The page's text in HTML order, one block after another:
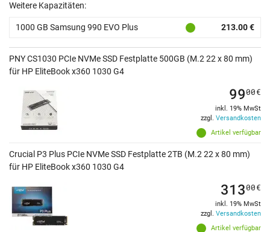
Weitere Kapazitäten:
1000 GB Samsung 990 EVO Plus 213.00 €
PNY CS1030 PCIe NVMe SSD Festplatte 500GB (M.2 22 x 80 mm)
für HP EliteBook x360 1030 G4
Artikel verfügbar
9900€
inkl. 19% MwSt
zzgl. Versandkosten
Crucial P3 Plus PCIe NVMe SSD Festplatte 2TB (M.2 22 x 80 mm)
für HP EliteBook x360 1030 G4
Artikel verfügbar
31300€
inkl. 19% MwSt
zzgl. Versandkosten